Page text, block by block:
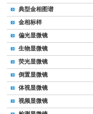
典型金相图谱
金相标样
偏光显微镜
生物显微镜
荧光显微镜
倒置显微镜
体视显微镜
视频显微镜